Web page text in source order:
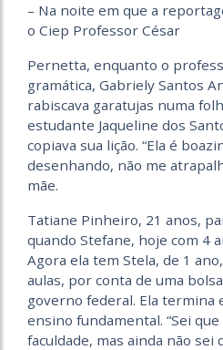
– Na noite em que a
o Ciep Professor César
Pernetta, enquanto o
gramática, Gabriely Santos
rabiscava garatujas numa
estudante Jaqueline dos
copiava sua lição. “Ela é
desenhando, não me
mãe.
Tatiane Pinheiro, 21 anos,
quando Stefane, hoje com 4
Agora ela tem Stela, de 1
aulas, por conta de uma
governo federal. Ela termina
ensino fundamental. “Sei
faculdade, mas ainda não sei